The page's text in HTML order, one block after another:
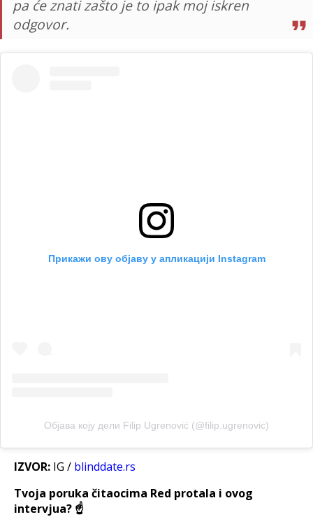
pa će znati zašto je to ipak moj iskren
odgovor.
Прикажи ову објаву у апликацији Instagram
Објава коју дели Filip Ugrenović (@filip.ugrenovic)
IZVOR: IG / blinddate.rs
Tvoja poruka čitaocima Red protala i ovog
intervjua? ☝️